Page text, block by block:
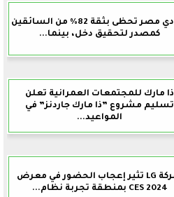
دي دي مصر تحظى بثقة 82% من السائقين
كمصدر لتحقيق دخل، بينما...
ذا مارك للمجتمعات العمرانية تعلن
تسليم مشروع ”ذا مارك جاردنز” في
المواعيد...
شركة LG تثير إعجاب الحضور في معرض
CES 2024 بمنطقة تجربة نظام...